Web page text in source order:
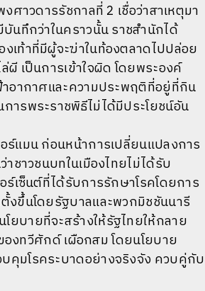
ศาวดารรัชกาลที่ 2 เชื่อว่าสาเหตุมา
นทึกว่าในคราวนั้นราชสำนักได้
เท้าที่มีผู้จะฆ่าในท้องตลาดไปปล่อย
ผี เป็นการเข้าใจผิดโดยพระองค์
อากาศและความประพฤติที่อยู่ที่กิน
การพระราชพิธีไม่ได้มีประโยชน์อัน
ร์แมนก่อนหน้าการเปลี่ยนแปลงการ
าชาวชนบทในเมืองไทยไม่ได้รับ
ร์เซ็นต์ที่ได้รับการรักษาโรคโดยการ
งขึ้นโดยรัฐบาลและพวกมิชชันนารี
ยบายที่จะสร้างให้รัฐไทยให้กลาย
องทวีศักด์เผือกสมโดยนโยบาย
คุมโรคระบาดอย่างจริงจัง ควบคู่กับ